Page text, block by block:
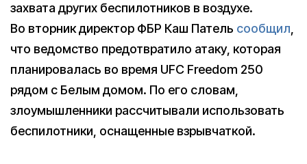
захвата других беспилотников в воздухе.
Во вторник директор ФБР Каш Патель сообщил,
что ведомство предотвратило атаку, которая
планировалась во время UFC Freedom 250
рядом с Белым домом. По его словам,
злоумышленники рассчитывали использовать
беспилотники, оснащенные взрывчаткой.